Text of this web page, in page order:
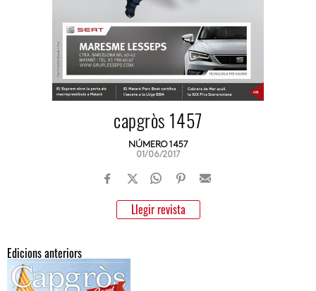
capgròs 1457
NÚMERO 1457
01/06/2017
Llegir revista
Edicions anteriors